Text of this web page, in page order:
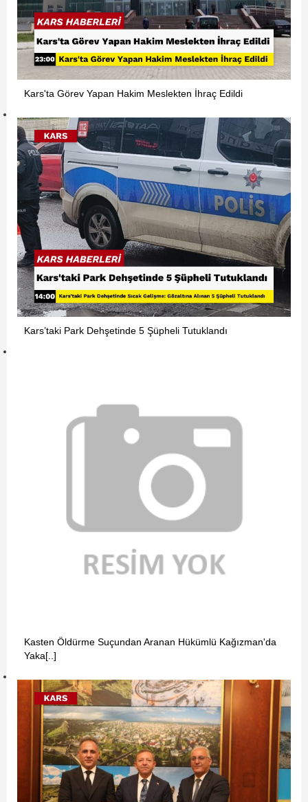
Kars'ta Görev Yapan Hakim Meslekten İhraç Edildi
Kars’taki Park Dehşetinde 5 Şüpheli Tutuklandı
Kasten Öldürme Suçundan Aranan Hükümlü Kağızman'da
Yaka[..]